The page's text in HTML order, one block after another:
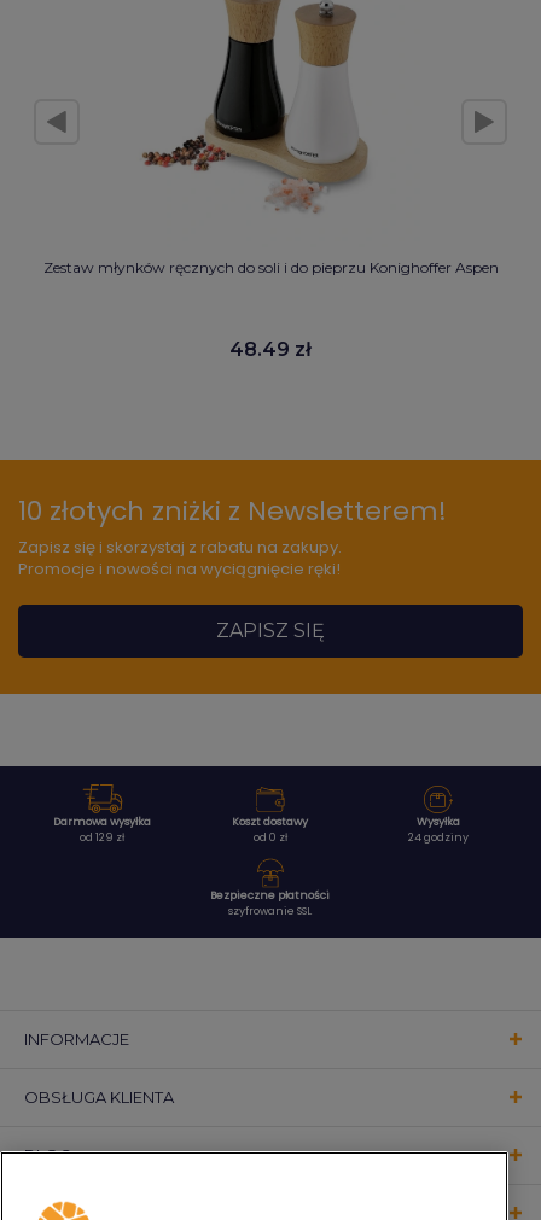
Zestaw młynków ręcznych do soli i do pieprzu Konighoffer Aspen
48.49 zł
10 złotych zniżki z Newsletterem!
Zapisz się i skorzystaj z rabatu na zakupy.
Promocje i nowości na wyciągnięcie ręki!
ZAPISZ SIĘ
Darmowa wysyłka
od 129 zł
Koszt dostawy
od 0 zł
Wysyłka
24 godziny
Bezpieczne płatności
szyfrowanie SSL
INFORMACJE
OBSŁUGA KLIENTA
BLOG
KONTAKT